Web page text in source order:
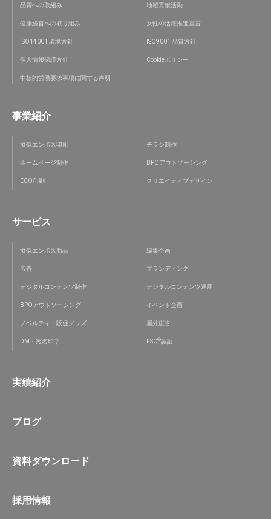
品質への取組み 地域貢献活動
健康経営への取り組み 女性の活躍推進宣言
ISO14001 環境方針 ISO9001 品質方針
個人情報保護方針 Cookieポリシー
中核的労働要求事項に関する声明
事業紹介
擬似エンボス印刷 チラシ制作
ホームページ制作 BPOアウトソーシング
ECO印刷 クリエイティブデザイン
サービス
擬似エンボス商品 編集企画
広告 ブランディング
デジタルコンテンツ制作 デジタルコンテンツ運用
BPOアウトソーシング イベント企画
ノベルティ・販促グッズ 屋外広告
DM・宛名印字 FSC®認証
実績紹介
ブログ
資料ダウンロード
採用情報